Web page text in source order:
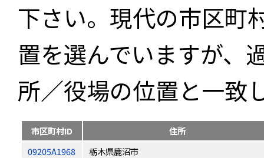
下さい。現代の市区町
置を選んでいますが、
所／役場の位置と一致
市区町村ID
住所
09205A1968
栃木県鹿沼市